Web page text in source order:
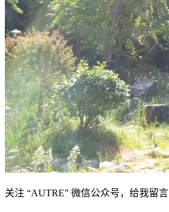
关注 “AUTRE” 微信公众号，给我留言